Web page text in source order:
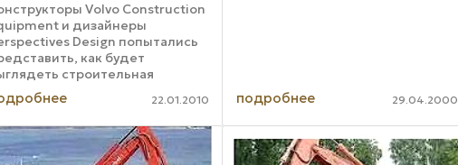
Volvo Construction
и дизайнеры
Design попытались
как будет
строительная
Volvo в 2020 году. Группа
тщательно
существующие
и предложила ряд
...
22.01.2010 подробнее 29.04.2000